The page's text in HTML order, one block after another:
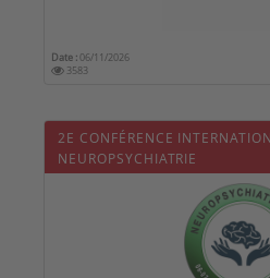
Date :06/11/2026
3583
2E CONFÉRENCE
NEUROPSYCHIATRIE